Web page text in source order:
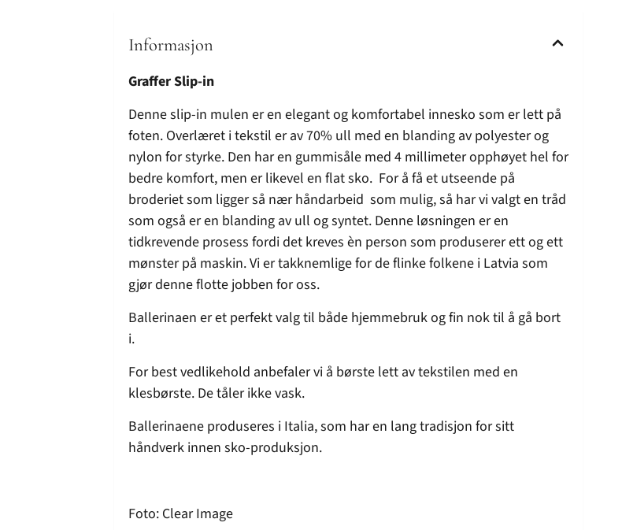
Informasjon
Graffer Slip-in
Denne slip-in mulen er en elegant og komfortabel innesko som er lett på
foten. Overlæret i tekstil er av 70% ull med en blanding av polyester og
nylon for styrke. Den har en gummisåle med 4 millimeter opphøyet hel for
bedre komfort, men er likevel en flat sko. For å få et utseende på
broderiet som ligger så nær håndarbeid som mulig, så har vi valgt en tråd
som også er en blanding av ull og syntet. Denne løsningen er en
tidkrevende prosess fordi det kreves èn person som produserer ett og ett
mønster på maskin. Vi er takknemlige for de flinke folkene i Latvia som
gjør denne flotte jobben for oss.
Ballerinaen er et perfekt valg til både hjemmebruk og fin nok til å gå bort
i.
For best vedlikehold anbefaler vi å børste lett av tekstilen med en
klesbørste. De tåler ikke vask.
Ballerinaene produseres i Italia, som har en lang tradisjon for sitt
håndverk innen sko-produksjon.
Foto: Clear Image